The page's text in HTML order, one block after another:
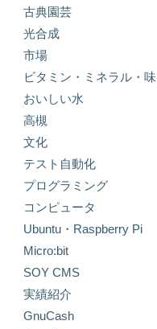
古典園芸
光合成
市場
ビタミン・ミネラル・味
おいしい水
高槻
文化
テスト自動化
プログラミング
コンピュータ
Ubuntu・Raspberry Pi
Micro:bit
SOY CMS
実績紹介
GnuCash